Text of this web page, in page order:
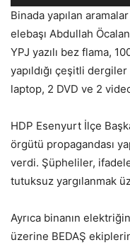
Binada yapılan
elebaşı Abdullah
YPJ yazılı bez flama,
yapıldığı çeşitli
laptop, 2 DVD ve 2
HDP Esenyurt İlçe
örgütü propagandası
verdi. Şüpheliler,
tutuksuz yargılanmak
Ayrıca binanın
üzerine BEDAŞ